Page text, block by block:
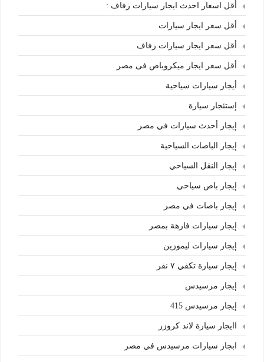
أقل اسعار احدث ايجار سيارات زفاف :
أقل سعر ايجار سيارات
أقل سعر ايجار سيارات زفاف
أقل سعر ايجار ميكروباص فى مصر
أيجار سيارات سياحية
إستئجار سيارة
إيجار أحدث سيارات في مصر
إيجار الباصات السياحية
إيجار النقل السياحي
إيجار باص سياحي
إيجار باصات في مصر
إيجار سيارات فارهة بمصر
إيجار سيارات ليموزين
إيجار سيارة تكفي ٧ نفر
إيجار مرسيدس
إيجار مرسيدس 415
اايجار سيارة لاند كروزر
ابجار سيارات مرسيدس في مصر